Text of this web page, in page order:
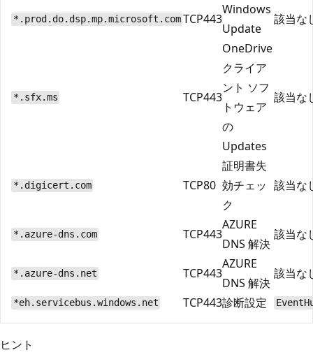
*.prod.do.dsp.mp.microsoft.com TCP443
Windows
Update
該当な
*.sfx.ms TCP443
OneDrive
クライア
ント ソフ
トウェア
の
Updates
該当な
*.digicert.com TCP80
証明書失
効チェッ
ク
該当な
*.azure-dns.com TCP443
AZURE
DNS 解決
該当な
*.azure-dns.net TCP443
AZURE
DNS 解決
該当な
*eh.servicebus.windows.net TCP443診断設定
ヒント